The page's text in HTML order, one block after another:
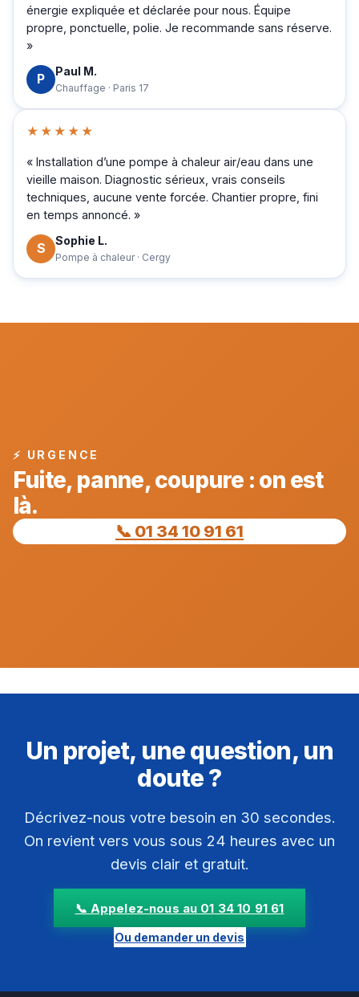
énergie expliquée et déclarée pour nous. Équipe
propre, ponctuelle, polie. Je recommande sans réserve.
»
P Paul M.
Chauffage · Paris 17
★★★★★
« Installation d’une pompe à chaleur air/eau dans une
vieille maison. Diagnostic sérieux, vrais conseils
techniques, aucune vente forcée. Chantier propre, fini
en temps annoncé. »
S Sophie L.
Pompe à chaleur · Cergy
⚡ URGENCE
Fuite, panne, coupure : on est
là.
📞 01 34 10 91 61
Un projet, une question, un
doute ?
Décrivez-nous votre besoin en 30 secondes.
On revient vers vous sous 24 heures avec un
devis clair et gratuit.
📞 Appelez-nous au 01 34 10 91 61
Ou demander un devis